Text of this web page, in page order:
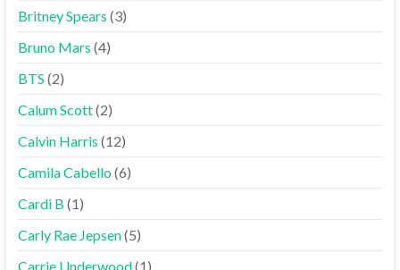
Britney Spears (3)
Bruno Mars (4)
BTS (2)
Calum Scott(2)
Calvin Harris (12)
Camila Cabello(6)
Cardi B (1)
Carly Rae Jepsen(5)
Carrie Underwood(1)